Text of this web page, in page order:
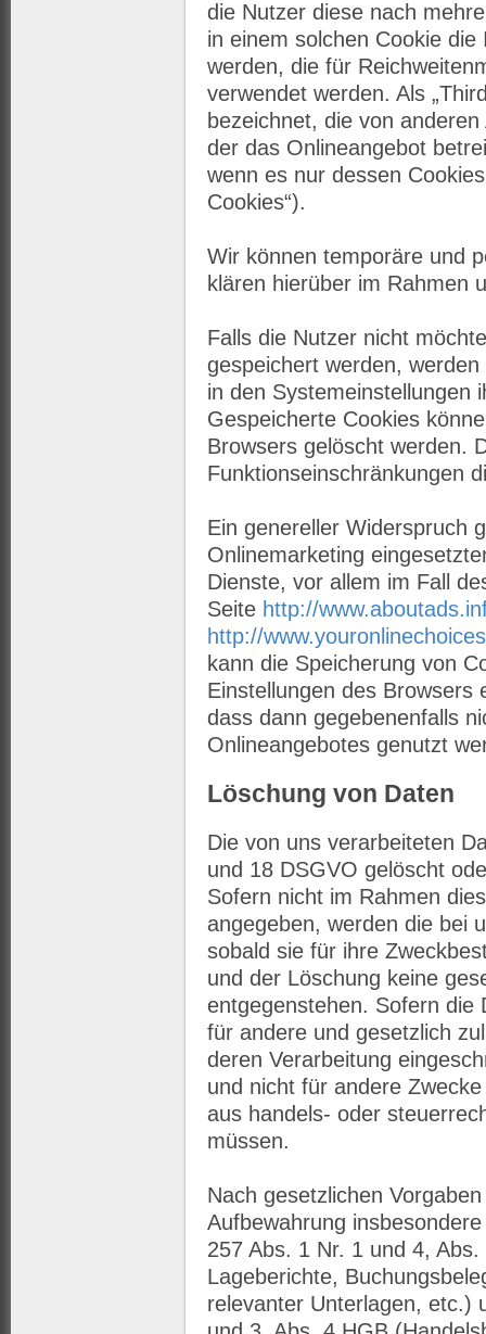
die Nutzer diese nach
in einem solchen Cookie
werden, die für
verwendet werden. Als
bezeichnet, die von
der das Onlineangebot
wenn es nur dessen
Cookies“).
Wir können temporäre und
klären hierüber im Rahmen
Falls die Nutzer nicht
gespeichert werden,
in den Systemeinstellungen
Gespeicherte Cookies
Browsers gelöscht werden.
Funktionseinschränkungen
Ein genereller Widerspruch
Onlinemarketing
Dienste, vor allem im Fall
Seite http://
http://
kann die Speicherung von
Einstellungen des
dass dann gegebenenfalls
Onlineangebotes genutzt
Löschung von Daten
Die von uns verarbeiteten
und 18 DSGVO gelöscht
Sofern nicht im Rahmen
angegeben, werden die bei
sobald sie für ihre
und der Löschung keine
entgegenstehen. Sofern die
für andere und gesetzlich
deren Verarbeitung
und nicht für andere
aus handels- oder
müssen.
Nach gesetzlichen
Aufbewahrung
257 Abs. 1 Nr. 1 und 4,
Lageberichte,
relevanter Unterlagen, etc.)